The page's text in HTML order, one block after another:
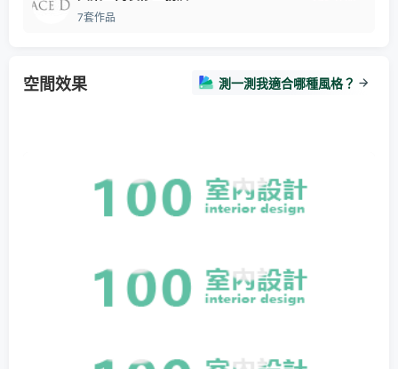
7套作品
空間效果 測一測我適合哪種風格？